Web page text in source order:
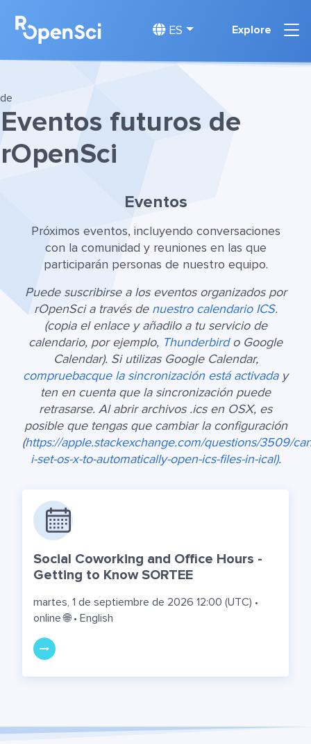
ES Explore
de
Eventos futuros de
rOpenSci
Eventos
Próximos eventos, incluyendo conversaciones
con la comunidad y reuniones en las que
participarán personas de nuestro equipo.
Puede suscribirse a los eventos organizados por
rOpenSci a través de nuestro calendario ICS.
(copia el enlace y añadilo a tu servicio de
calendario, por ejemplo, Thunderbirdo Google
Calendar). Si utilizas Google Calendar,
compruebacque la sincronización está activaday
ten en cuenta que la sincronización puede
retrasarse. Al abrir archivos .ics en OSX, es
posible que tengas que cambiar la configuración
(https://apple.stackexchange.com/questions/3509/
i-set-os-x-to-automatically-open-ics-files-in-ical).
Social Coworking and Office Hours -
Getting to Know SORTEE
martes, 1 de septiembre de 2026 12:00 (UTC) •
online 🌐 • English